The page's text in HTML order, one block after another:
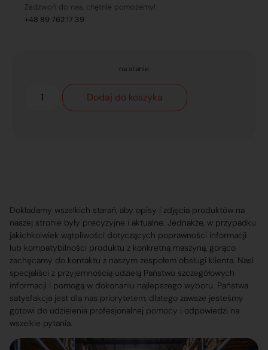
Zadzwoń do nas, chętnie pomożemy!
+48 89 762 17 39
na stanie
Dodaj do koszyka
Dokładamy wszelkich starań, aby opisy i zdjęcia produktów na
naszej stronie były precyzyjne i aktualne. Jednakże, w przypadku
jakichkolwiek wątpliwości dotyczących poprawności informacji
lub kompatybilności produktu z konkretną maszyną, gorąco
zachęcamy do kontaktu z naszym zespołem obsługi klienta. Nasi
specjaliści z przyjemnością udzielą Państwu szczegółowych
informacji i pomogą w dokonaniu najlepszego wyboru. Państwa
satysfakcja jest dla nas priorytetem, dlatego zawsze jesteśmy
gotowi do udzielenia profesjonalnej pomocy i odpowiedzi na
wszelkie pytania.